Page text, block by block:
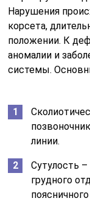
Нарушения
корсета,
положении. К
аномалии и
системы.
линии.
Сутулость
грудного